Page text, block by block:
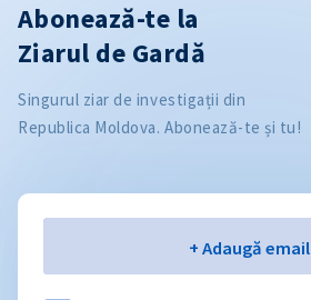
Abonează-te la
Ziarul de Gardă
Singurul ziar de investigații din
Republica Moldova. Abonează-te și tu!
+ Adaugă email